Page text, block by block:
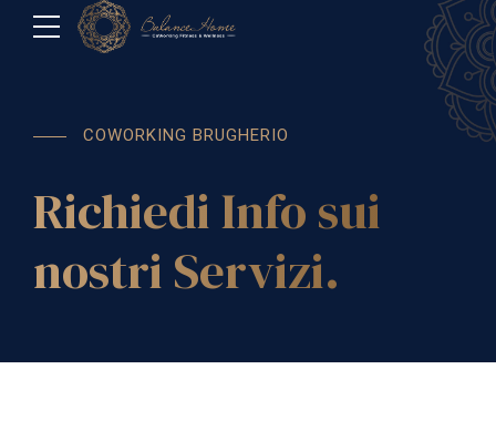
COWORKING BRUGHERIO
Richiedi Info sui
nostri Servizi.